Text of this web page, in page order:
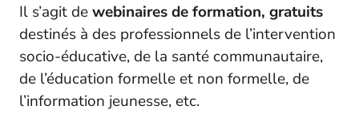
Il s’agit dewebinaires de formation, gratuits
destinés à des professionnels de l’intervention
socio-éducative, de la santé communautaire,
de l’éducation formelle et non formelle, de
l’information jeunesse, etc.